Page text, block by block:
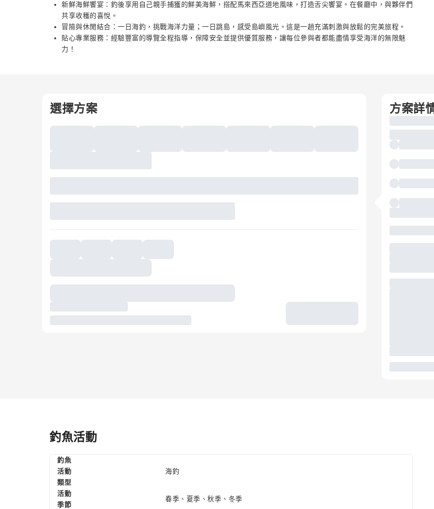
新鮮海鮮饗宴：釣後享用自己親手捕獲的鮮美海鮮，搭配馬來西亞道地風味，打造舌尖饗宴。在餐廳中，與夥伴們
共享收穫的喜悅。
冒險與休閒結合：一日海釣，挑戰海洋力量；一日跳島，感受島嶼風光。這是一趟充滿刺激與放鬆的完美旅程。
貼心專業服務：經驗豐富的導覽全程指導，保障安全並提供優質服務，讓每位參與者都能盡情享受海洋的無限魅
力！
選擇方案 方案詳
釣魚活動
釣魚
活動
類型
海釣
活動
季節
春季、夏季、秋季、冬季